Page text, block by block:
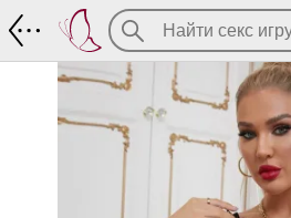
Leopard Babydoll